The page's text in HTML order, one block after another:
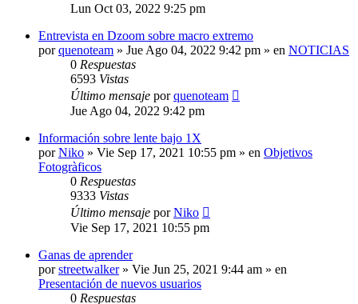
Lun Oct 03, 2022 9:25 pm
Entrevista en Dzoom sobre macro extremo
porquenoteam » Jue Ago 04, 2022 9:42 pm » en NOTICIAS
0 Respuestas
6593 Vistas
Último mensaje porquenoteam
Jue Ago 04, 2022 9:42 pm
Información sobre lente bajo 1X
porNiko » Vie Sep 17, 2021 10:55 pm » en Objetivos
Fotogràficos
0 Respuestas
9333 Vistas
Último mensaje porNiko
Vie Sep 17, 2021 10:55 pm
Ganas de aprender
porstreetwalker» Vie Jun 25, 2021 9:44 am » en
Presentación de nuevos usuarios
0 Respuestas